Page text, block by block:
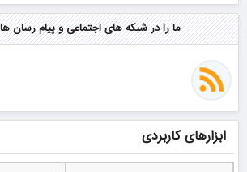
ما را در شبکه های اجتماعی و پیام رسان
ابزارهای کاربردی